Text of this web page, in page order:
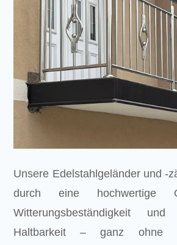
Unsere Edelstahlgeländer und -
durch eine hochwertige
Witterungsbeständigkeit und
Haltbarkeit – ganz ohne